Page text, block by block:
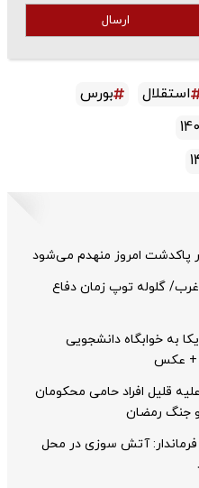
ارسال
استقلال
بورس
پاکدشت امروز منهدم می‌شود
گلوله توپ زمان دفاع
به خوابگاه دانشجویی
+ عکس
قلیل افراد حامی محکومان
فرماندار: آتش سوزی در محل